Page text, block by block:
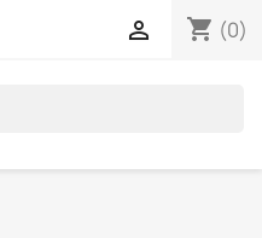
shopping_cart (0)
